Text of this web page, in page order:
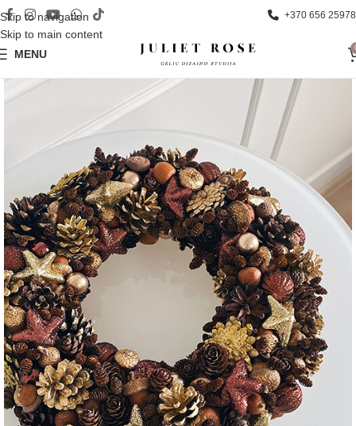
Skip to navigation
Skip to main content
+370 656 25978
MENU